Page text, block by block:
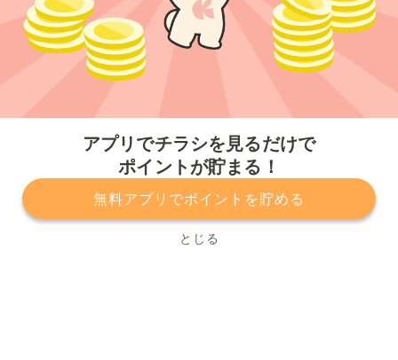
アプリでチラシを見るだけで
ポイントが貯まる！
無料アプリでポイントを貯める
とじる
プライバシーポリシー 利用規約
運営会社
サービスに関してのお問い合わせ